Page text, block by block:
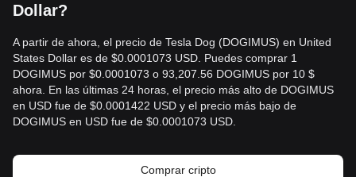
Dollar?
A partir de ahora, el precio de Tesla Dog (DOGIMUS) en United
States Dollar es de $0.0001073 USD. Puedes comprar 1
DOGIMUS por $0.0001073 o 93,207.56 DOGIMUS por 10 $
ahora. En las últimas 24 horas, el precio más alto de DOGIMUS
en USD fue de $0.0001422 USD y el precio más bajo de
DOGIMUS en USD fue de $0.0001073 USD.
Comprar cripto